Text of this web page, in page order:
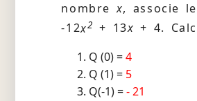
nombrex, associe
-12x2 + 13x + 4.
Q (0) =4
Q (1) = 5
Q(-1) =- 21